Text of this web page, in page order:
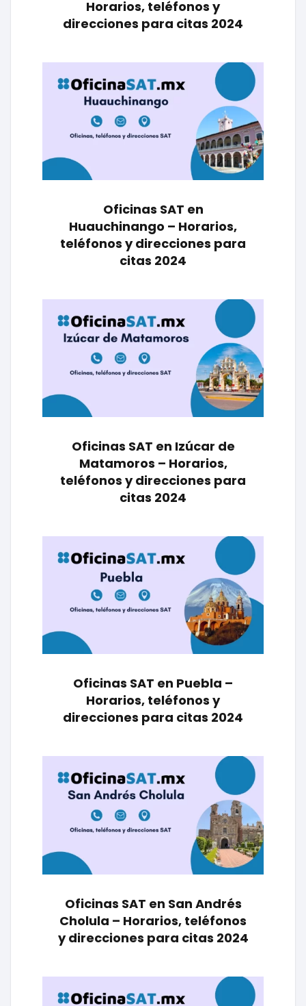
Horarios, teléfonos y
direcciones para citas 2024
Oficinas SAT en
Huauchinango – Horarios,
teléfonos y direcciones para
citas 2024
Oficinas SAT en Izúcar de
Matamoros – Horarios,
teléfonos y direcciones para
citas 2024
Oficinas SAT en Puebla –
Horarios, teléfonos y
direcciones para citas 2024
Oficinas SAT en San Andrés
Cholula – Horarios, teléfonos
y direcciones para citas 2024